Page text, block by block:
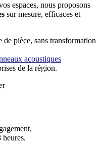
espaces, nous proposons
sur mesure, efficaces et
pièce, sans transformation
acoustiques
de la région.
heures.